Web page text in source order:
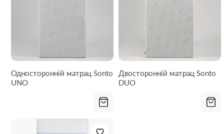
Односторонній матрац Sonto
UNO
Двосторонній матрац Sonto
DUO